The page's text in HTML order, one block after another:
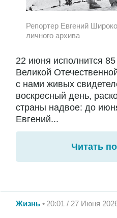
Репортер Евгений
личного архива
22 июня исполнится
Великой
с нами живых
воскресный день,
страны надвое: до
Евгений...
Читать
Жизнь 20:01 / 27 Июня